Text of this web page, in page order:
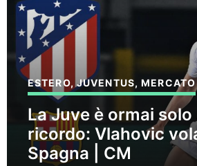
ESTERO, JUVENTUS,MERCATO
La Juve è ormai solo
ricordo: Vlahovic
Spagna | CM